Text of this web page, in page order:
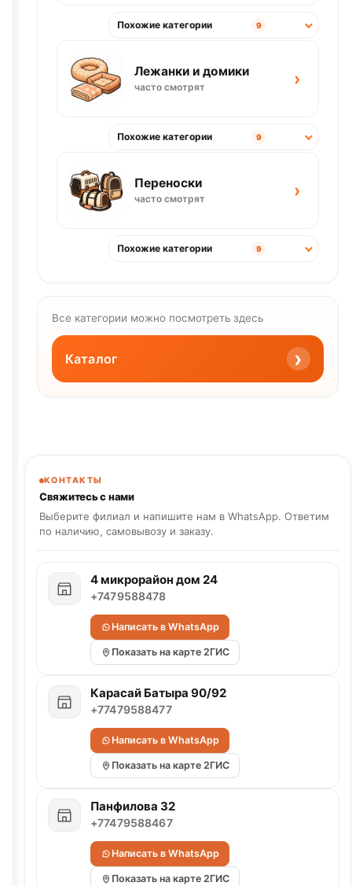
Похожие категории 9
Лежанки и домики
часто смотрят ›
Похожие категории 9
Переноски
часто смотрят ›
Похожие категории 9
Все категории можно посмотреть здесь
Каталог ›
КОНТАКТЫ
Свяжитесь с нами
Выберите филиал и напишите нам в WhatsApp. Ответим
по наличию, самовывозу и заказу.
4 микрорайон дом 24
+7479588478
Написать в WhatsApp
Показать на карте 2ГИС
Карасай Батыра 90/92
+77479588477
Написать в WhatsApp
Показать на карте 2ГИС
Панфилова 32
+77479588467
Написать в WhatsApp
Показать на карте 2ГИС